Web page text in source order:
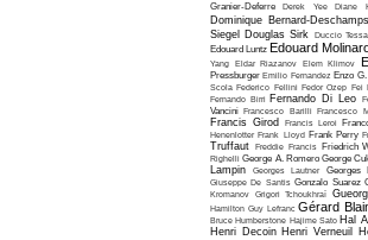
Granier-Deferre
Derek Yee Diane
Dominique Bernard-
Siegel
Douglas Sirk Duccio
Edouard Luntz Edouard
Yang Eldar Riazanov Elem Klimov
Pressburger Emilio Fernandez Enzo
Scola Federico Fellini Fedor Ozep Fei
Fernando Birri Fernando Di Leo
Vancini Francesco Barilli Francesco
Francis Girod Francis Leroi
Henenlotter Frank Lloyd Frank Perry
Truffaut Freddie Francis Friedrich
Righelli George A. Romero George
Lampin Georges Lautner
Georges
Giuseppe De Santis Gonzalo Suarez
Kromanov Grigori Tchoukhraï
Hamilton Guy Lefranc Gérard
Bruce Humberstone Hajime Sato Hal
Henri Decoin Henri Verneuil